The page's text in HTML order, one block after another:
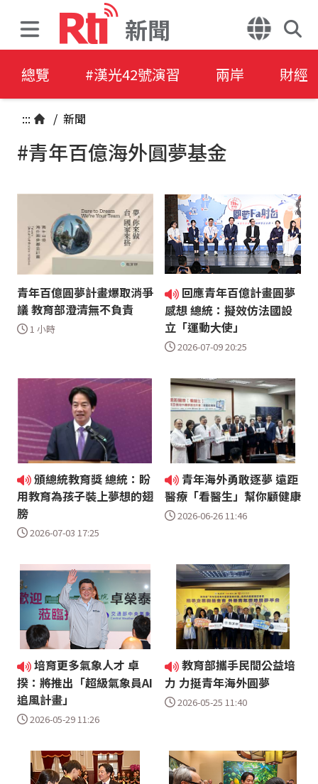
新聞
總覽 #漢光42號演習 兩岸 財經
::: / 新聞
#青年百億海外圓夢基金
青年百億圓夢計畫爆取消爭
議 教育部澄清無不負責
1 小時
回應青年百億計畫圓夢
感想 總統：擬效仿法國設
立「運動大使」
2026-07-09 20:25
頒總統教育獎 總統：盼
用教育為孩子裝上夢想的翅
膀
2026-07-03 17:25
青年海外勇敢逐夢 遠距
醫療「看醫生」幫你顧健康
2026-06-26 11:46
培育更多氣象人才 卓
揆：將推出「超級氣象員AI
追風計畫」
2026-05-29 11:26
教育部攜手民間公益培
力 力挺青年海外圓夢
2026-05-25 11:40